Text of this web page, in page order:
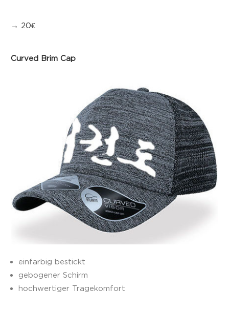
→ 20€
Curved Brim Cap
einfarbig bestickt
gebogener Schirm
hochwertiger Tragekomfort